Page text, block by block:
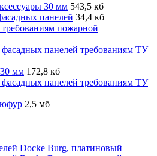
30 мм 543,5 кб
панелей 34,4 кб
требованиям пожарной
фасадных панелей требованиям ТУ
мм 172,8 кб
фасадных панелей требованиям ТУ
2,5 мб